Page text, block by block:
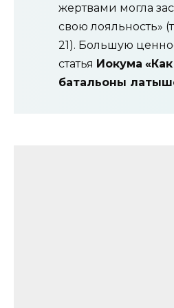
жертвами могла
свою лояльность»
21). Большую
статья Иокума
батальоны